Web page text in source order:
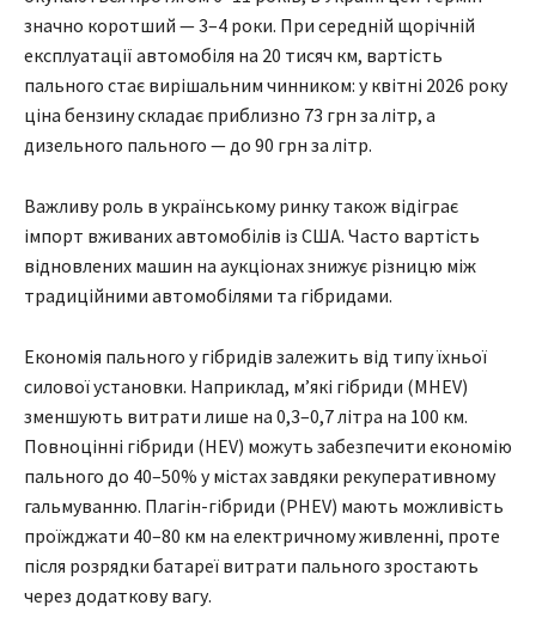
значно коротший — 3–4 роки. При середній щорічній
експлуатації автомобіля на 20 тисяч км, вартість
пального стає вирішальним чинником: у квітні 2026 року
ціна бензину складає приблизно 73 грн за літр, а
дизельного пального — до 90 грн за літр.
Важливу роль в українському ринку також відіграє
імпорт вживаних автомобілів із США. Часто вартість
відновлених машин на аукціонах знижує різницю між
традиційними автомобілями та гібридами.
Економія пального у гібридів залежить від типу їхньої
силової установки. Наприклад, м’які гібриди (MHEV)
зменшують витрати лише на 0,3–0,7 літра на 100 км.
Повноцінні гібриди (HEV) можуть забезпечити економію
пального до 40–50% у містах завдяки рекуперативному
гальмуванню. Плагін-гібриди (PHEV) мають можливість
проїжджати 40–80 км на електричному живленні, проте
після розрядки батареї витрати пального зростають
через додаткову вагу.